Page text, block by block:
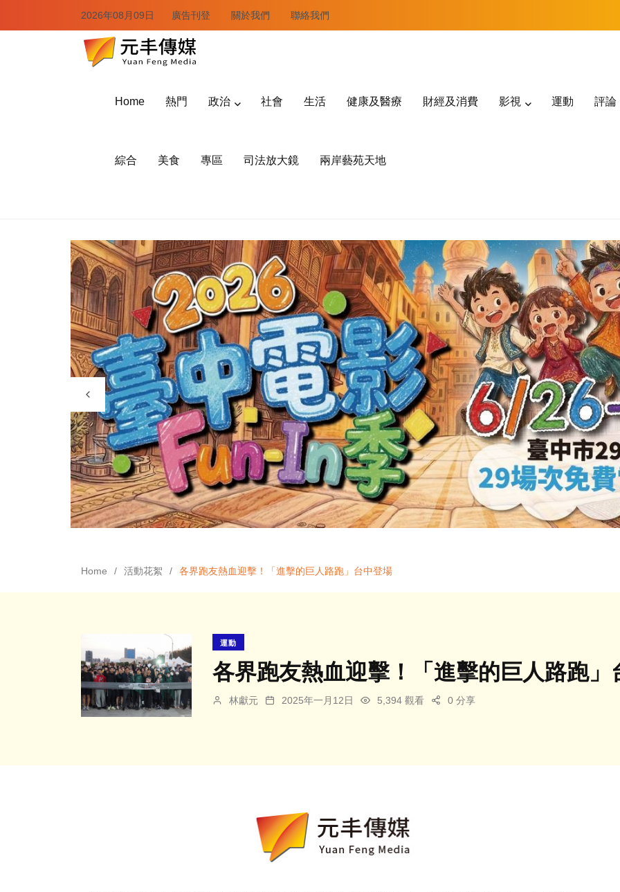
2026年08月09日 廣告刊登 關於我們 聯絡我們
Home 熱門 政治 社會 生活 健康及醫療 財經及消費 影視 運動 評論
綜合 美食 專區 司法放大鏡 兩岸藝苑天地
Home 活動花絮 各界跑友熱血迎擊！「進擊的巨人路跑」台中登場
運動
各界跑友熱血迎擊！「進擊的巨人路跑」
林獻元 2025年一月12日 5,394 觀看 0 分享